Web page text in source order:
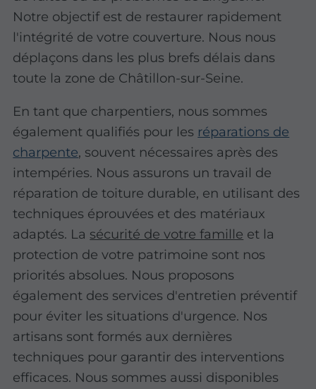
Notre objectif est de restaurer rapidement
l'intégrité de votre couverture. Nous nous
déplaçons dans les plus brefs délais dans
toute la zone de Châtillon-sur-Seine.
En tant que charpentiers, nous sommes
également qualifiés pour les réparations de
charpente, souvent nécessaires après des
intempéries. Nous assurons un travail de
réparation de toiture durable, en utilisant des
techniques éprouvées et des matériaux
adaptés. La sécurité de votre famille et la
protection de votre patrimoine sont nos
priorités absolues. Nous proposons
également des services d'entretien préventif
pour éviter les situations d'urgence. Nos
artisans sont formés aux dernières
techniques pour garantir des interventions
efficaces. Nous sommes aussi disponibles